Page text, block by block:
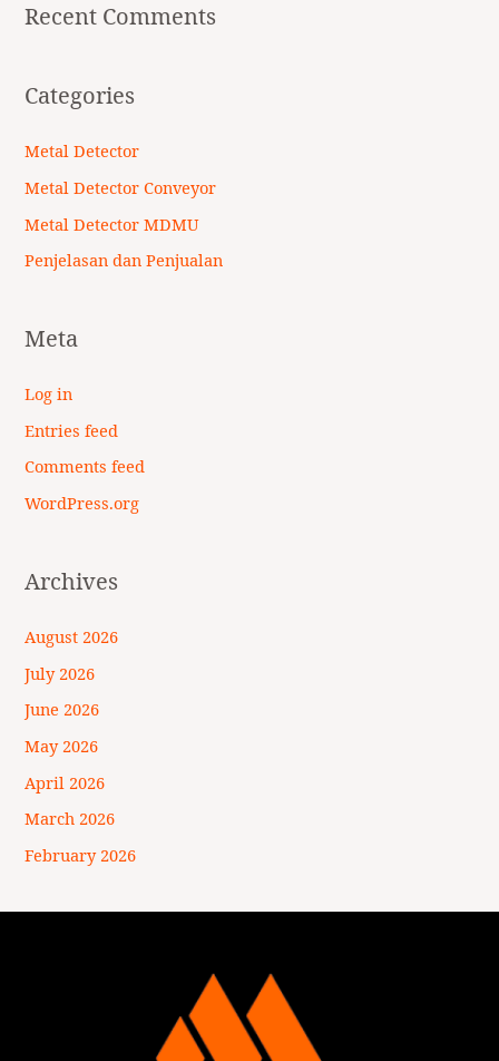
Recent Comments
Categories
Metal Detector
Metal Detector Conveyor
Metal Detector MDMU
Penjelasan dan Penjualan
Meta
Log in
Entries feed
Comments feed
WordPress.org
Archives
August 2026
July 2026
June 2026
May 2026
April 2026
March 2026
February 2026